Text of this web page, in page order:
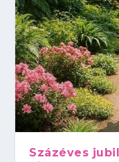
Százéves